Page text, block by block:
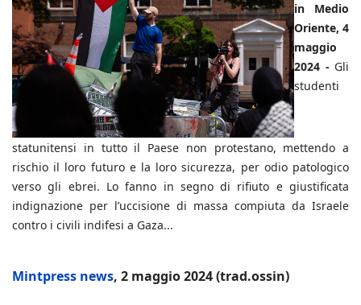
in Medio
Oriente, 4
maggio
2024 - Gli
studenti
statunitensi in tutto il Paese non protestano, mettendo a
rischio il loro futuro e la loro sicurezza, per odio patologico
verso gli ebrei. Lo fanno in segno di rifiuto e giustificata
indignazione per l’uccisione di massa compiuta da Israele
contro i civili indifesi a Gaza...
Mintpress news, 2 maggio 2024 (trad.ossin)